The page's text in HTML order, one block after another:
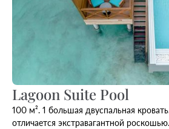
Lagoon Suite Pool
100 м². 1 большая двуспальная
отличается экстравагантной